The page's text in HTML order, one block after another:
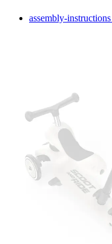
assembly-